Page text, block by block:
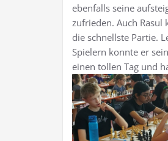
ebenfalls seine
zufrieden. Auch
die schnellste Partie.
Spielern konnte er
einen tollen Tag und